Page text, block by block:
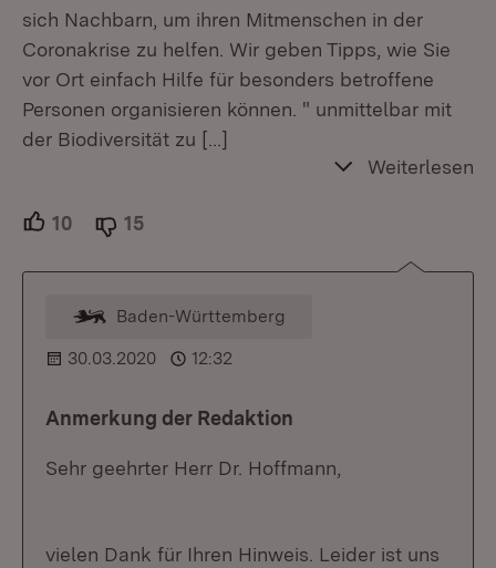
sich Nachbarn, um ihren Mitmenschen in der
Coronakrise zu helfen. Wir geben Tipps, wie Sie
vor Ort einfach Hilfe für besonders betroffene
Personen organisieren können. " unmittelbar mit
der Biodiversität zu […]
Weiterlesen
10 Unterstützer.
15
Kommentar vom Moderator
Baden-Württemberg
30.03.2020 12:32
Anmerkung der Redaktion
Sehr geehrter Herr Dr. Hoffmann,
vielen Dank für Ihren Hinweis. Leider ist uns